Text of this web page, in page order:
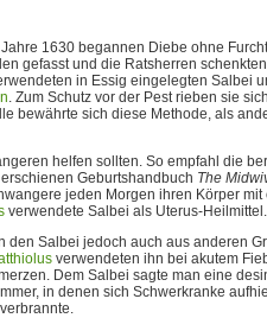
1630 begannen Diebe ohne
gefasst und die Ratsherren
in Essig eingelegten Salbei
. Zum Schutz vor der Pest rieben sie
bewährte sich diese Methode, als
helfen sollten. So empfahl die
Geburtshandbuch The
jeden Morgen ihren Körper mit
verwendete Salbei als Uterus-Heilmittel.
den Salbei jedoch auch aus anderen
verwendeten ihn bei akutem
Dem Salbei sagte man eine
in denen sich Schwerkranke